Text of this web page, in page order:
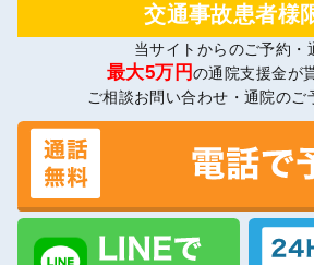
交通事故患者様
当サイトからのご予約・
最大5万円の通院支援金が
ご相談お問い合わせ・通院のご